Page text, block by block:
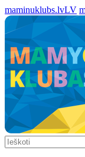
maminuklubs.lvLV